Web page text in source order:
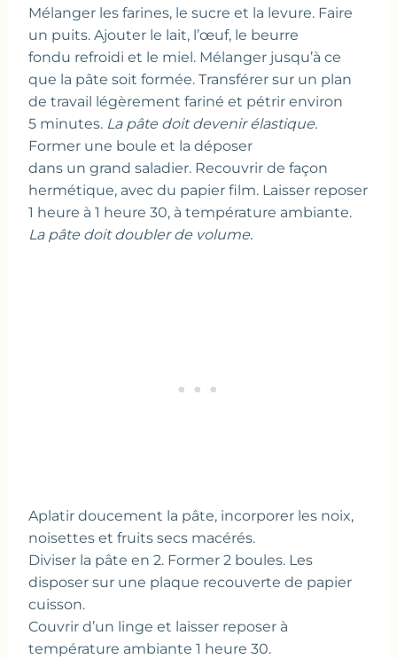
Mélanger les farines, le sucre et la levure. Faire
un puits. Ajouter le lait, l’œuf, le beurre
fondu refroidi et le miel. Mélanger jusqu’à ce
que la pâte soit formée. Transférer sur un plan
de travail légèrement fariné et pétrir environ
5 minutes. La pâte doit devenir élastique.
Former une boule et la déposer
dans un grand saladier. Recouvrir de façon
hermétique, avec du papier film. Laisser reposer
1 heure à 1 heure 30, à température ambiante.
La pâte doit doubler de volume.
Aplatir doucement la pâte, incorporer les noix,
noisettes et fruits secs macérés.
Diviser la pâte en 2. Former 2 boules. Les
disposer sur une plaque recouverte de papier
cuisson.
Couvrir d’un linge et laisser reposer à
température ambiante 1 heure 30.